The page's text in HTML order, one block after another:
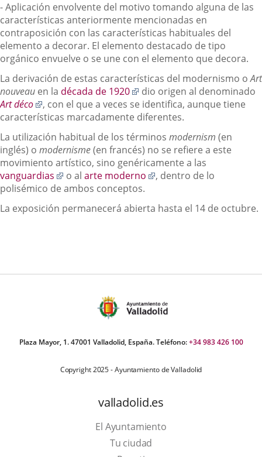
una
aplicación
externa.
- Aplicación envolvente del motivo tomando alguna de las
características anteriormente mencionadas en
contraposición con las características habituales del
elemento a decorar. El elemento destacado de tipo
orgánico envuelve o se une con el elemento que decora.
La derivación de estas características del modernismo oArt
nouveau en la década de 1920
Enlace
a
una
externa.
dio origen al denominado
Art déco
Enlace
a
aplicación
externa.
, con el que a veces se identifica, aunque tiene
características marcadamente diferentes.
La utilización habitual de los términos modernism (en
inglés) o modernisme(en francés) no se refiere a este
movimiento artístico, sino genéricamente a las
vanguardias
Enlace
a
aplicación
o al arte moderno
Enlace
aplicación
, dentro de lo
polisémico de ambos conceptos.
La exposición permanecerá abierta hasta el 14 de octubre.
Plaza Mayor, 1. 47001 Valladolid, España. Teléfono:+34 983 426 100
Copyright 2025 - Ayuntamiento de Valladolid
valladolid.es
El Ayuntamiento
Tu ciudad